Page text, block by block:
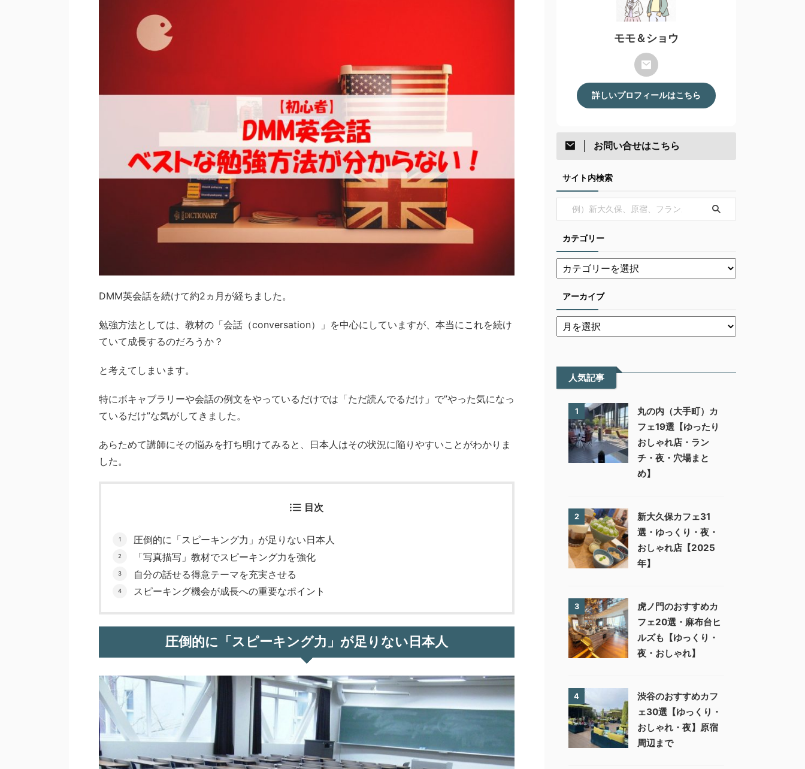
DMM英会話を続けて約2ヵ月が経ちました。
勉強方法としては、教材の「会話（conversation）」を中心にしていますが、本当にこれを続け
ていて成長するのだろうか？
と考えてしまいます。
特にボキャブラリーや会話の例文をやっているだけでは「ただ読んでるだけ」で”やった気になっ
ているだけ”な気がしてきました。
あらためて講師にその悩みを打ち明けてみると、日本人はその状況に陥りやすいことがわかりま
した。
目次
圧倒的に「スピーキング力」が足りない日本人
「写真描写」教材でスピーキング力を強化
自分の話せる得意テーマを充実させる
スピーキング機会が成長への重要なポイント
圧倒的に「スピーキング力」が足りない日本人
モモ＆ショウ
詳しいプロフィールはこちら
お問い合せはこちら
サイト内検索
カテゴリー
アーカイブ
人気記事
1
丸の内（大手町）カ
フェ19選【ゆったり
おしゃれ店・ラン
チ・夜・穴場まと
め】
2
新大久保カフェ31
選・ゆっくり・夜・
おしゃれ店【2025
年】
3
虎ノ門のおすすめカ
フェ20選・麻布台ヒ
ルズも【ゆっくり・
夜・おしゃれ】
4
渋谷のおすすめカフ
ェ30選【ゆっくり・
おしゃれ・夜】原宿
周辺まで